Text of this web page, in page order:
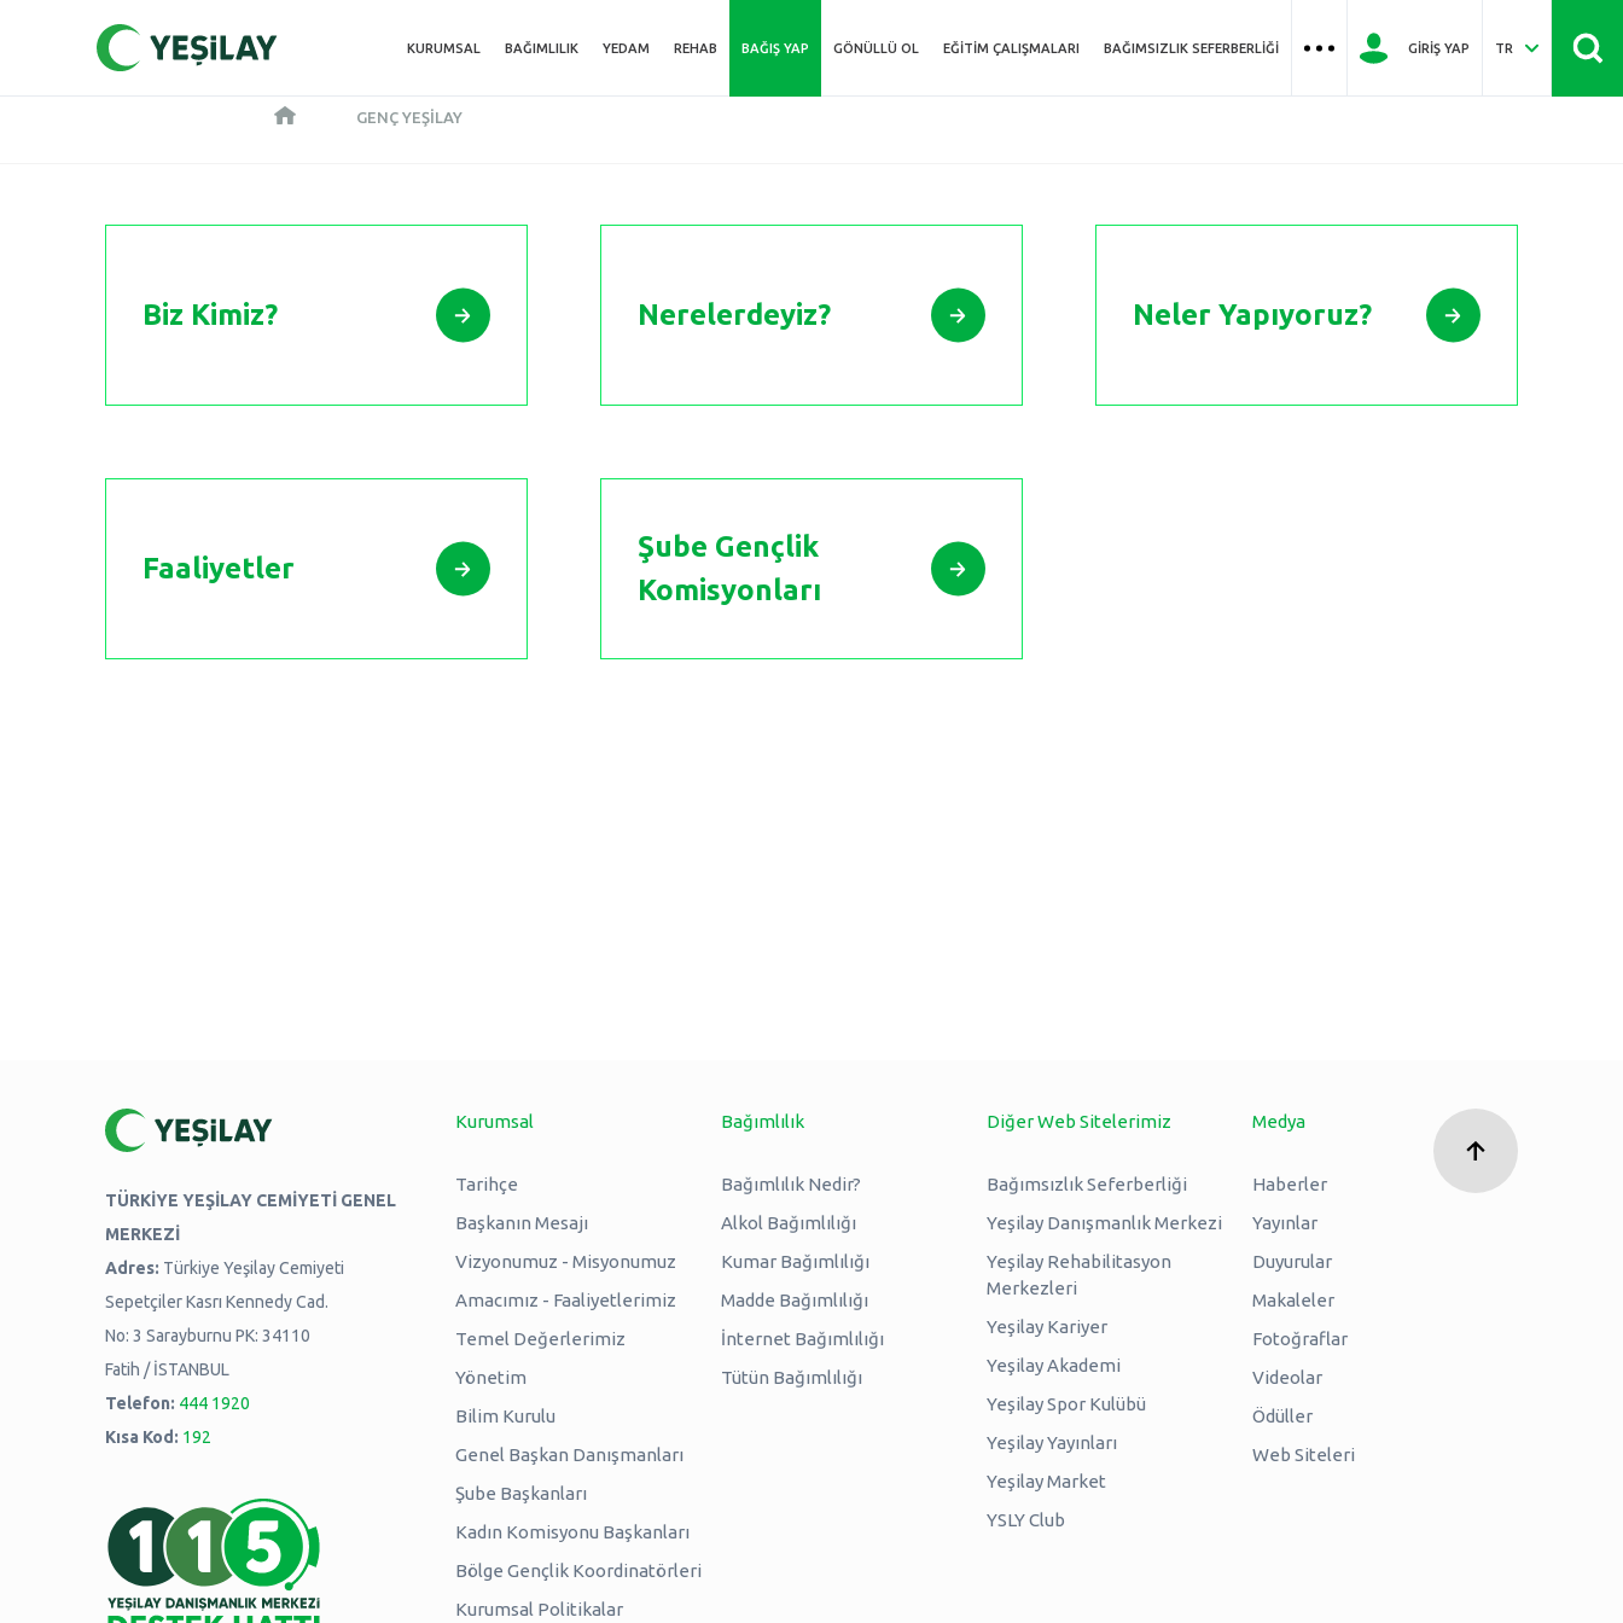
KURUMSAL BAĞIMLILIK YEDAM REHAB BAĞIŞ YAP GÖNÜLLÜ OL EĞITIM ÇALIŞMALARI BAĞIMSIZLIK SEFERBERLIĞI GIRIŞ YAP TR
GENÇ YEŞILAY
Biz Kimiz? Nerelerdeyiz? Neler Yapıyoruz?
Faaliyetler
Şube Gençlik
Komisyonları
TÜRKİYE YEŞİLAY CEMİYETİ GENEL
MERKEZİ
Adres: Türkiye Yeşilay Cemiyeti
Sepetçiler Kasrı Kennedy Cad.
No: 3 Sarayburnu PK: 34110
Fatih / İSTANBUL
Telefon: 444 1920
Kısa Kod: 192
Kurumsal
Tarihçe
Başkanın Mesajı
Vizyonumuz - Misyonumuz
Amacımız - Faaliyetlerimiz
Temel Değerlerimiz
Yönetim
Bilim Kurulu
Genel Başkan Danışmanları
Şube Başkanları
Kadın Komisyonu Başkanları
Bölge Gençlik Koordinatörleri
Kurumsal Politikalar
Bağımlılık
Bağımlılık Nedir?
Alkol Bağımlılığı
Kumar Bağımlılığı
Madde Bağımlılığı
İnternet Bağımlılığı
Tütün Bağımlılığı
Diğer Web Sitelerimiz
Bağımsızlık Seferberliği
Yeşilay Danışmanlık Merkezi
Yeşilay Rehabilitasyon
Merkezleri
Yeşilay Kariyer
Yeşilay Akademi
Yeşilay Spor Kulübü
Yeşilay Yayınları
Yeşilay Market
YSLY Club
Medya
Haberler
Yayınlar
Duyurular
Makaleler
Fotoğraflar
Videolar
Ödüller
Web Siteleri